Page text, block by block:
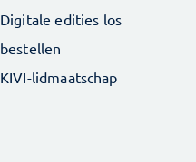
Digitale edities los
bestellen
KIVI-lidmaatschap